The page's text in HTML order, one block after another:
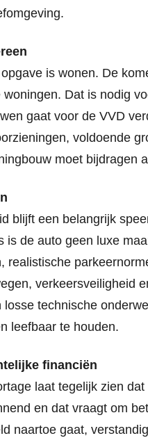
is wonen. De
Dat is nodig
gaat voor de VVD
voldoende
moet bijdragen
blijft een belangrijk
is de auto geen luxe
realistische
verkeersveiligheid
losse technische
leefbaar te houden.
financiën
laat tegelijk zien
en dat vraagt om
naartoe gaat,